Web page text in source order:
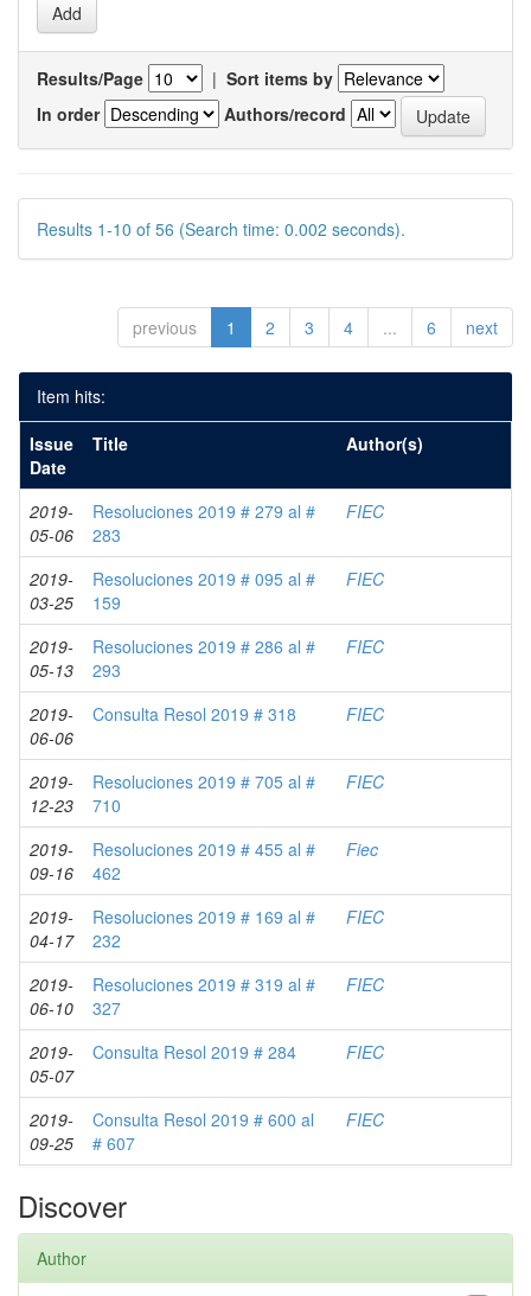
Results/Page | Sort items by
In order
Authors/record
Results 1-10 of 56 (Search time: 0.002 seconds).
previous 1 2 3 4 ... 6 next
Item hits:
Issue
Date
Title Author(s)
2019-
05-06
Resoluciones 2019 # 279 al #
283
FIEC
2019-
03-25
Resoluciones 2019 # 095 al #
159
FIEC
2019-
05-13
Resoluciones 2019 # 286 al #
293
FIEC
2019-
06-06
Consulta Resol 2019 # 318 FIEC
2019-
12-23
Resoluciones 2019 # 705 al #
710
FIEC
2019-
09-16
Resoluciones 2019 # 455 al #
462
Fiec
2019-
04-17
Resoluciones 2019 # 169 al #
232
FIEC
2019-
06-10
Resoluciones 2019 # 319 al #
327
FIEC
2019-
05-07
Consulta Resol 2019 # 284 FIEC
2019-
09-25
Consulta Resol 2019 # 600 al
# 607
FIEC
Discover
Author